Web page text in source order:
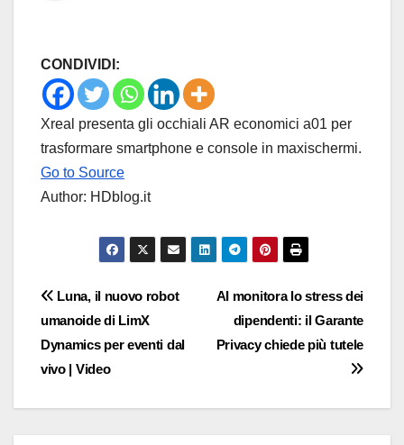
CONDIVIDI:
Xreal presenta gli occhiali AR economici a01 per
trasformare smartphone e console in maxischermi.
Go to Source
Author: HDblog.it
Navigazione
articoli
AI monitora lo stress dei
dipendenti: il Garante
Privacy chiede più tutele
Luna, il nuovo robot
umanoide di LimX
Dynamics per eventi dal
vivo | Video